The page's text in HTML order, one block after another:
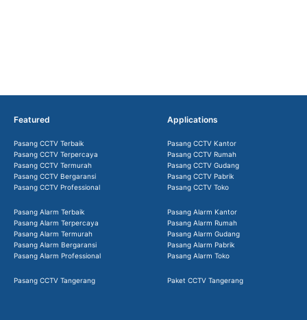
Featured
Pasang CCTV Terbaik
Pasang CCTV Terpercaya
Pasang CCTV Termurah
Pasang CCTV Bergaransi
Pasang CCTV Professional
Pasang Alarm Terbaik
Pasang Alarm Terpercaya
Pasang Alarm Termurah
Pasang Alarm Bergaransi
Pasang Alarm Professional
Pasang CCTV Tangerang
Applications
Pasang CCTV Kantor
Pasang CCTV Rumah
Pasang CCTV Gudang
Pasang CCTV Pabrik
Pasang CCTV Toko
Pasang Alarm Kantor
Pasang Alarm Rumah
Pasang Alarm Gudang
Pasang Alarm Pabrik
Pasang Alarm Toko
Paket CCTV Tangerang